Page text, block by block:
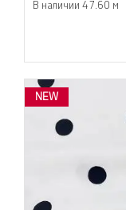
В наличии 47.60 м
NEW